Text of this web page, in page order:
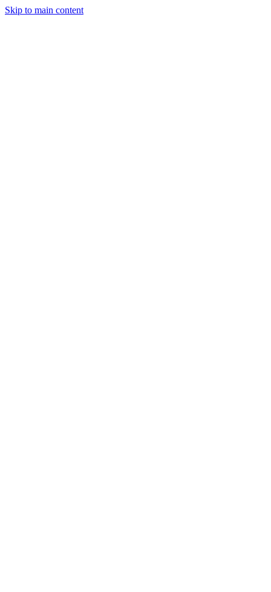
Skip to main content